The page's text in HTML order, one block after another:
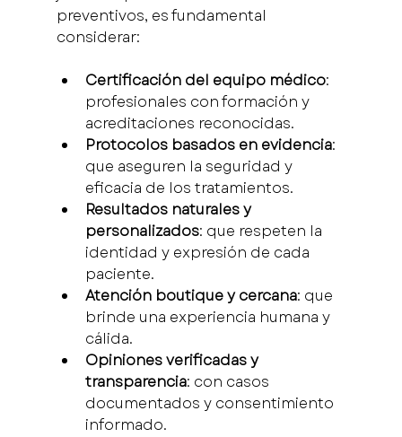
preventivos, es fundamental
considerar:
Certificación del equipo médico:
profesionales con formación y
acreditaciones reconocidas.
Protocolos basados en evidencia:
que aseguren la seguridad y
eficacia de los tratamientos.
Resultados naturales y
personalizados: que respeten la
identidad y expresión de cada
paciente.
Atención boutique y cercana: que
brinde una experiencia humana y
cálida.
Opiniones verificadas y
transparencia: con casos
documentados y consentimiento
informado.